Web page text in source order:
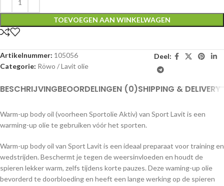
TOEVOEGEN AAN WINKELWAGEN
Artikelnummer: 105056
Categorie: Röwo / Lavit olie
Deel:
BESCHRIJVINGBEOORDELINGEN (0)SHIPPING & DELIVERY
Warm-up body oil (voorheen Sportolie Aktiv) van Sport Lavit is een
warming-up olie te gebruiken vóór het sporten.
Warm-up body oil van Sport Lavit is een ideaal preparaat voor training en
wedstrijden. Beschermt je tegen de weersinvloeden en houdt de
spieren lekker warm, zelfs tijdens korte pauzes. Deze waming-up olie
bevorderd te doorbloeding en heeft een lange werking op de spieren